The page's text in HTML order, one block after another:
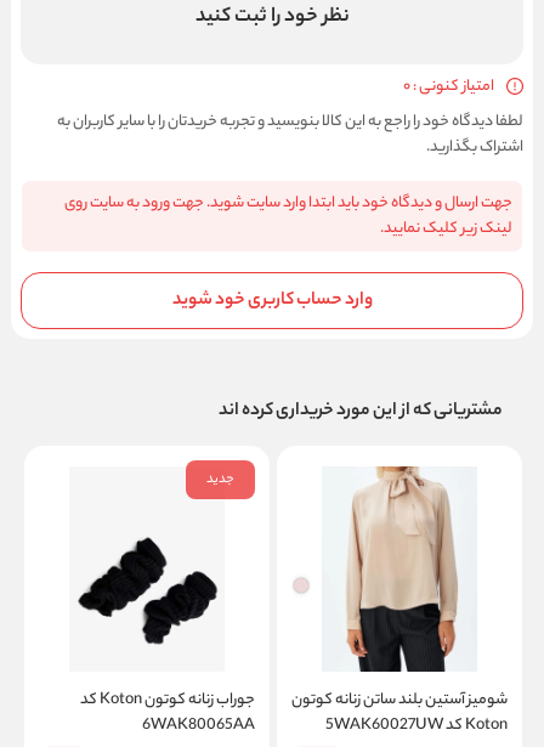
نظر خود را ثبت کنید
امتیاز کنونی : 0
لطفا دیدگاه خود را راجع به این کالا بنویسید و تجربه خریدتان را با سایر کاربران به
اشتراک بگذارید.
جهت ارسال و دیدگاه خود باید ابتدا وارد سایت شوید. جهت ورود به سایت روی
لینک زیر کلیک نمایید.
وارد حساب کاربری خود شوید
مشتریانی که از این مورد خریداری کرده اند
شومیز آستین بلند ساتن زنانه کوتون
Koton کد 5WAK60027UW
جدید
جوراب زنانه کوتون Koton کد
6WAK80065AA